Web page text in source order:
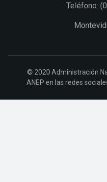
Teléfono:
© 2020 Administración
ANEP en las redes